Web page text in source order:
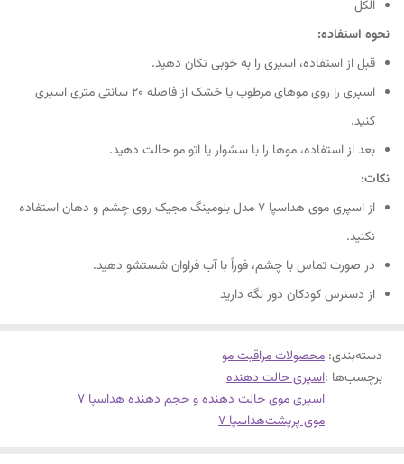
الکل
نحوه استفاده:
قبل از استفاده، اسپری را به خوبی تکان دهید.
اسپری را روی موهای مرطوب یا خشک از فاصله 20 سانتی متری اسپری
کنید.
بعد از استفاده، موها را با سشوار یا اتو مو حالت دهید.
نکات:
از اسپری موی هداسپا ۷ مدل بلومینگ مجیک روی چشم و دهان استفاده
نکنید.
در صورت تماس با چشم، فوراً با آب فراوان شستشو دهید.
از دسترس کودکان دور نگه دارید
دسته‌بندی: محصولات مراقبت مو
برچسب‌ها :اسپری حالت دهنده
اسپری موی حالت دهنده و حجم دهنده هداسپا ۷
موی پرپشتهداسپا ۷